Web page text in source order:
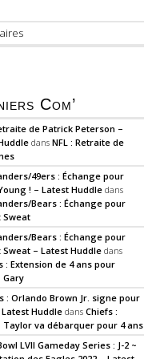
Com’
de Patrick Peterson –
dansNFL : Retraite de
49ers : Échange pour
! – Latest Huddledans
Bears : Échange pour
Sweat
Bears : Échange pour
Sweat – Latest Huddledans
: Extension de 4 ans pour
Gary
: Orlando Brown Jr. signe pour
Latest Huddle dansChiefs :
Taylor va débarquer pour 4 ans
LVII Gameday Series : J-2 ~